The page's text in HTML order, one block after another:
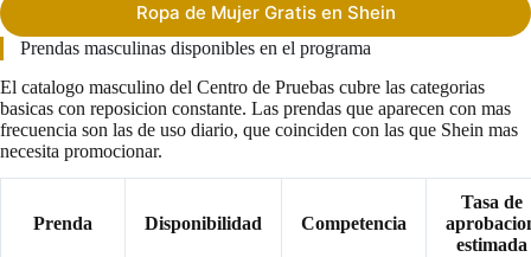
Ropa de Mujer Gratis en Shein
Prendas masculinas disponibles en el programa
El catalogo masculino del Centro de Pruebas cubre las categorias
basicas con reposicion constante. Las prendas que aparecen con mas
frecuencia son las de uso diario, que coinciden con las que Shein mas
necesita promocionar.
Prenda Disponibilidad Competencia
Tasa de
estimada